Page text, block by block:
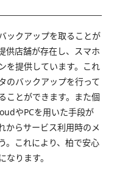
ックアップを取ることが
供店舗が存在し、スマホ
を提供しています。これ
のバックアップを行って
ことができます。また個
やPCを用いた手段が
からサービス利用時のメ
。これにより、柏で安心
ります。